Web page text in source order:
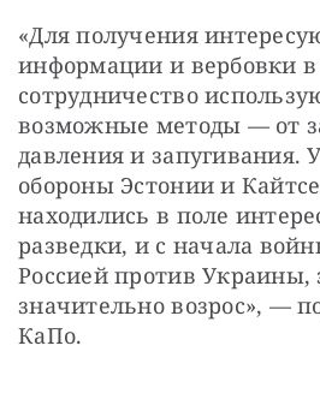
«Для получения
информации и вербовки в
сотрудничество
возможные методы — от
давления и запугивания.
обороны Эстонии и
находились в поле
разведки, и с начала
Россией против Украины,
значительно возрос», —
КаПо.